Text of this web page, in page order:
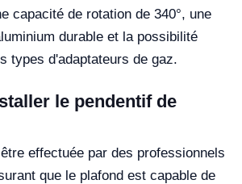
capacité de rotation de 340°, une
durable et la possibilité
types d'adaptateurs de gaz.
le pendentif de
effectuée par des professionnels
que le plafond est capable de